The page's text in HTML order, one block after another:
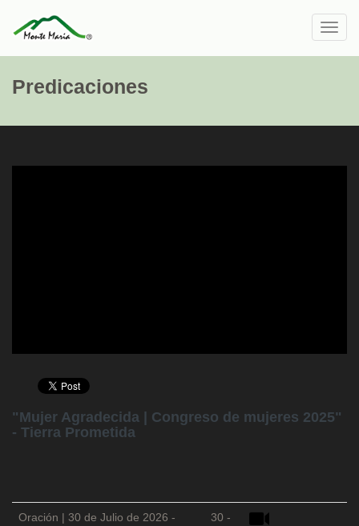
Predicaciones
"Mujer Agradecida | Congreso de mujeres 2025"
- Tierra Prometida
Oración | 30 de Julio de 2026 -
30 -